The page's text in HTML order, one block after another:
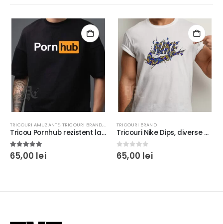
TRICOURI AMUZANTE, TRICOURI BRAND,TRICOURI CU MESAJ
Tricou Pornhub rezistent la spălări, Unisex, bumbac 100%, Regular Fit, culoare alb/negru
5.00out of 5
65,00 lei
TRICOURI BRAND
Tricouri Nike Dips, diverse modele, rezistent la spălări, bumbac 100%, Unisex, Regular fit, culoare alb/negru #9
0 out of 5
65,00 lei